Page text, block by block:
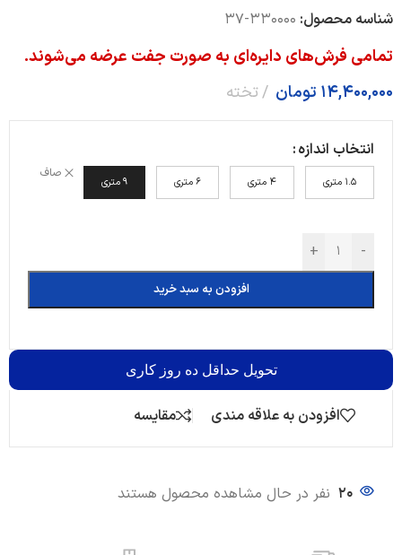
شناسه محصول: 330000-37
تمامی فرش‌های دایره‌ای به صورت جفت عرضه می‌شوند.
14,400,000 تومان تخته
انتخاب اندازه
1.5 متری 4 متری 6 متری 9 متری
صاف
-
+
افزودن به سبد خرید
تحویل حداقل ده روز کاری
افزودن به علاقه مندی مقایسه
20 نفر در حال مشاهده محصول هستند